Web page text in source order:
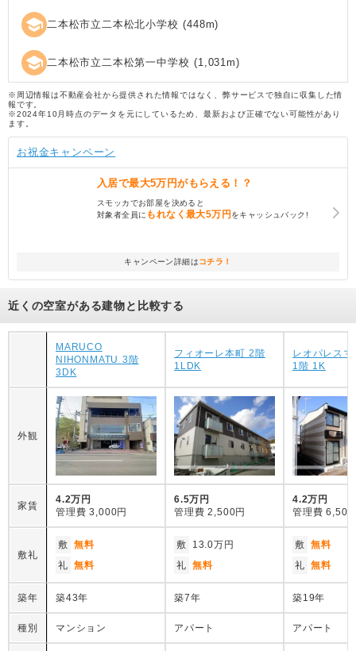
school 二本松市立二本松北小学校 (448m)
school 二本松市立二本松第一中学校 (1,031m)
※周辺情報は不動産会社から提供された情報ではなく、弊サービスで独自に収集した情
報です。
※2024年10月時点のデータを元にしているため、最新および正確でない可能性があり
ます。
お祝金キャンペーン
入居で最大5万円がもらえる！？
スモッカでお部屋を決めると
対象者全員に もれなく最大5万円をキャッシュバック!
キャンペーン詳細はコチラ！
近くの空室がある建物と比較する
MARUCO
NIHONMATU 3階
3DK
フィオーレ本町 2階
1LDK
レオパレス
1階 1K
外観
家賃
4.2万円
管理費 3,000円
6.5万円
管理費 2,500円
4.2万円
管理費 6,500
敷礼
敷 無料
礼 無料
敷
13.0万円
礼 無料
敷 無料
礼 無料
築年 築43年 築7年 築19年
種別 マンション アパート アパート